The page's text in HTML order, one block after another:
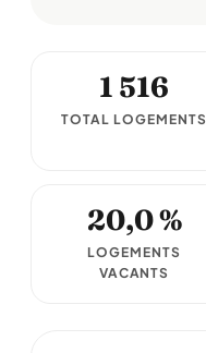
1 516
TOTAL LOGEMENTS
20,0 %
LOGEMENTS
VACANTS